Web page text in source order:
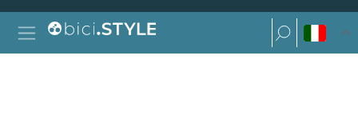
Vai al contenuto
Navigazione principale
Ricerca per:
Ricerca per: